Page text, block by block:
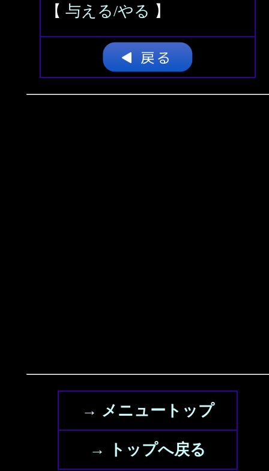
【 与える/やる 】
→ メニュートップ
→ トップへ戻る